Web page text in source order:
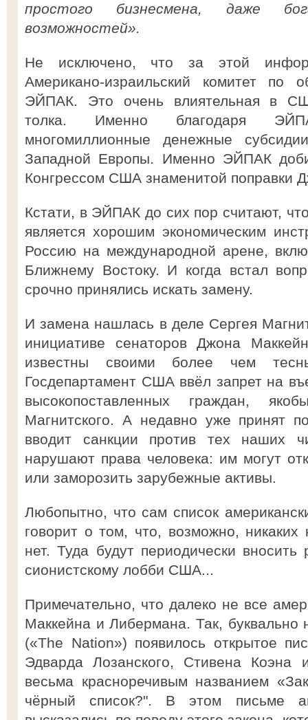
простого бизнесмена, даже
возможностей».
Не исключено, что за этой
Американо-израильский комитет по
ЭЙПАК. Это очень влиятельная в
толка. Именно благодаря
многомиллионные денежные
Западной Европы. Именно ЭЙПАК
Конгрессом США знаменитой поправки
Кстати, в ЭЙПАК до сих пор считают,
является хорошим экономическим
Россию на международной арене,
Ближнему Востоку. И когда встал
срочно принялись искать замену.
И замена нашлась в деле Сергея
инициативе сенаторов Джона
известны своими более чем
Госдепартамент США ввёл запрет на
высокопоставленных граждан,
Магнитского. А недавно уже принят
вводит санкции против тех наших
нарушают права человека: им могут
или заморозить зарубежные активы.
Любопытно, что сам список
говорит о том, что, возможно,
нет. Туда будут периодически
сионистскому лобби США...
Примечательно, что далеко не все
Маккейна и Либермана. Так,
(«The Nation») появилось открытое
Эдварда Лозанского, Стивена
весьма красноречивым названием
чёрный список?". В этом письме